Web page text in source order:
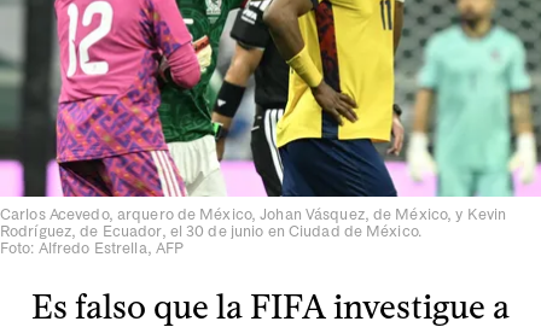
Carlos Acevedo, arquero de México, Johan Vásquez, de México, y Kevin
Rodríguez, de Ecuador, el 30 de junio en Ciudad de México.
Foto: Alfredo Estrella, AFP
Es falso que la FIFA investigue a